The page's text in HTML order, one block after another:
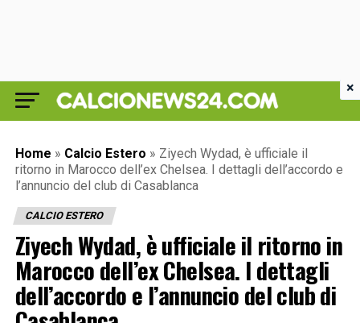
Home » Calcio Estero » Ziyech Wydad, è ufficiale il
ritorno in Marocco dell’ex Chelsea. I dettagli dell’accordo e
l’annuncio del club di Casablanca
CALCIO ESTERO
Ziyech Wydad, è ufficiale il ritorno in
Marocco dell’ex Chelsea. I dettagli
dell’accordo e l’annuncio del club di
×